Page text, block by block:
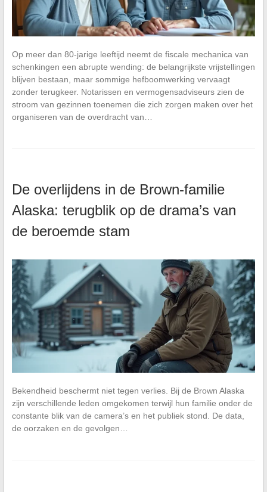
Op meer dan 80-jarige leeftijd neemt de fiscale mechanica van
schenkingen een abrupte wending: de belangrijkste vrijstellingen
blijven bestaan, maar sommige hefboomwerking vervaagt
zonder terugkeer. Notarissen en vermogensadviseurs zien de
stroom van gezinnen toenemen die zich zorgen maken over het
organiseren van de overdracht van…
De overlijdens in de Brown-familie
Alaska: terugblik op de drama’s van
de beroemde stam
Bekendheid beschermt niet tegen verlies. Bij de Brown Alaska
zijn verschillende leden omgekomen terwijl hun familie onder de
constante blik van de camera’s en het publiek stond. De data,
de oorzaken en de gevolgen…